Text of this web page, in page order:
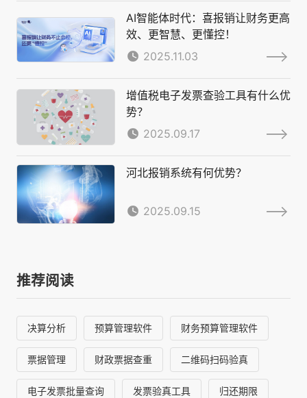
AI智能体时代：喜报销让财务更高
效、更智慧、更懂控！
2025.11.03
增值税电子发票查验工具有什么优
势？
2025.09.17
河北报销系统有何优势？
2025.09.15
推荐阅读
决算分析 预算管理软件 财务预算管理软件
票据管理 财政票据查重 二维码扫码验真
电子发票批量查询 发票验真工具 归还期限